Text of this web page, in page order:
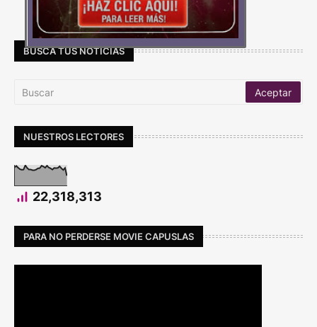
Carga Más
BUSCA TUS NOTICIAS
NUESTROS LECTORES
22,318,313
PARA NO PERDERSE MOVIE CAPUSLAS